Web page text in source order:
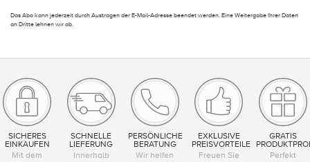
Das Abo kann jederzeit durch Austragen der E-Mail-Adresse beendet werden. Eine Weitergabe Ihrer Daten
an Dritte lehnen wir ab.
SICHERES
EINKAUFEN
Mit dem
SCHNELLE
LIEFERUNG
Innerhalb
PERSÖNLICHE
BERATUNG
Wir helfen
EXKLUSIVE
PREISVORTEILE
Freuen Sie
GRATIS
Perfekt